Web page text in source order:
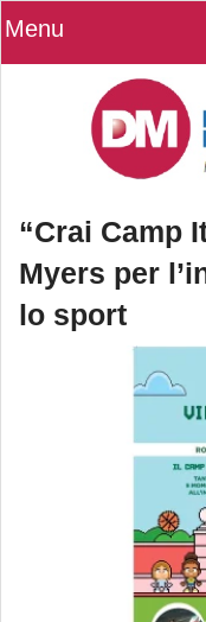
Menu
“Crai Camp
Myers per
lo sport